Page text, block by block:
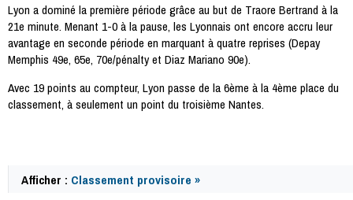
Lyon a dominé la première période grâce au but de Traore Bertrand à la
21e minute. Menant 1-0 à la pause, les Lyonnais ont encore accru leur
avantage en seconde période en marquant à quatre reprises (Depay
Memphis 49e, 65e, 70e/pénalty et Diaz Mariano 90e).
Avec 19 points au compteur, Lyon passe de la 6ème à la 4ème place du
classement, à seulement un point du troisième Nantes.
Afficher : Classement provisoire »